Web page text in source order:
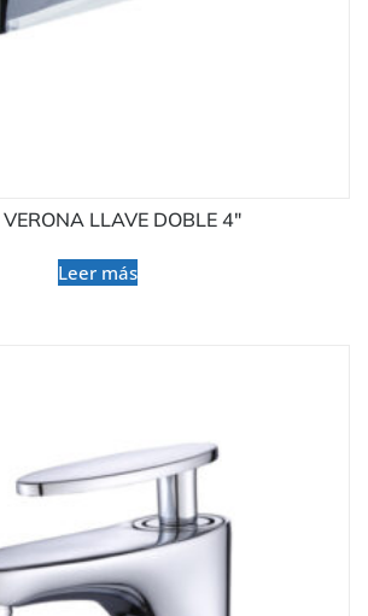
LLAVE DOBLE 4″
Leer más